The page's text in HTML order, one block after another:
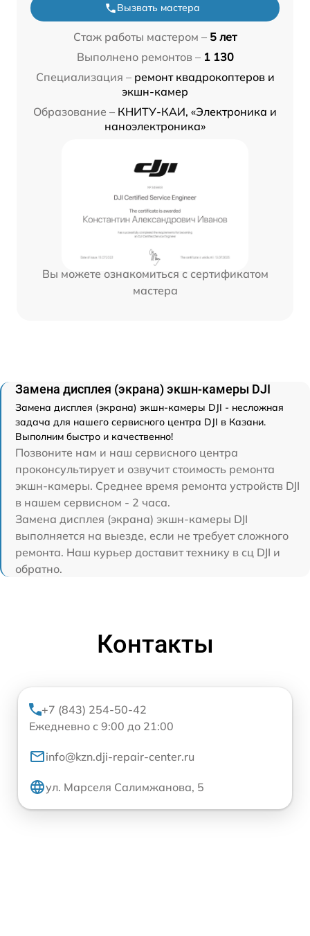
Вызвать мастера
Стаж работы мастером – 5 лет
Выполнено ремонтов – 1 130
Специализация – ремонт квадрокоптеров и
экшн-камер
Образование – КНИТУ-КАИ, «Электроника и
наноэлектроника»
Вы можете ознакомиться с сертификатом
мастера
Замена дисплея (экрана) экшн-камеры DJI
Замена дисплея (экрана) экшн-камеры DJI - несложная
задача для нашего сервисного центра DJI в Казани.
Выполним быстро и качественно!
Позвоните нам и наш сервисного центра
проконсультирует и озвучит стоимость ремонта
экшн-камеры. Среднее время ремонта устройств DJI
в нашем сервисном - 2 часа.
Замена дисплея (экрана) экшн-камеры DJI
выполняется на выезде, если не требует сложного
ремонта. Наш курьер доставит технику в сц DJI и
обратно.
Контакты
+7 (843) 254-50-42
Ежедневно с 9:00 до 21:00
info@kzn.dji-repair-center.ru
ул. Марселя Салимжанова, 5